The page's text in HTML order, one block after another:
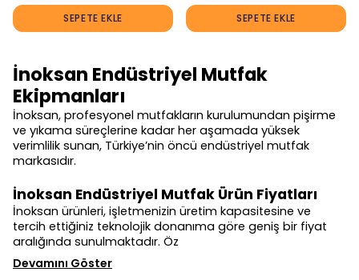
SEPETE EKLE SEPETE EKLE
İnoksan Endüstriyel Mutfak
Ekipmanları
İnoksan, profesyonel mutfakların kurulumundan pişirme
ve yıkama süreçlerine kadar her aşamada yüksek
verimlilik sunan, Türkiye’nin öncü endüstriyel mutfak
markasıdır.
İnoksan Endüstriyel Mutfak Ürün Fiyatları
İnoksan ürünleri, işletmenizin üretim kapasitesine ve
tercih ettiğiniz teknolojik donanıma göre geniş bir fiyat
aralığında sunulmaktadır. Öz
Devamını Göster